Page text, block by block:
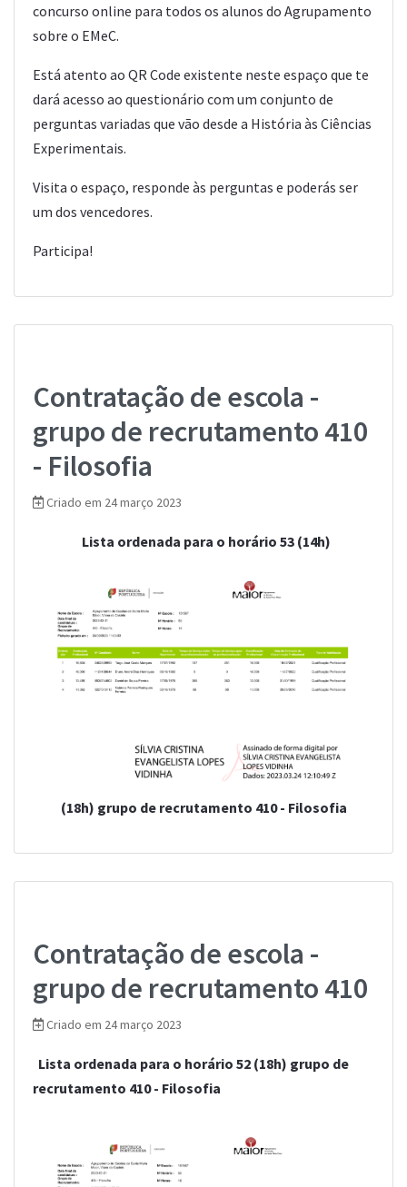
concurso online para todos os alunos do Agrupamento
sobre o EMeC.
Está atento ao QR Code existente neste espaço que te
dará acesso ao questionário com um conjunto de
perguntas variadas que vão desde a História às Ciências
Experimentais.
Visita o espaço, responde às perguntas e poderás ser
um dos vencedores.
Participa!
Contratação de escola -
grupo de recrutamento 410
- Filosofia
Criado em 24 março 2023
Lista ordenada para o horário 53 (14h)
(18h) grupo de recrutamento 410 - Filosofia
Contratação de escola -
grupo de recrutamento 410
Criado em 24 março 2023
Lista ordenada para o horário 52 (18h) grupo de
recrutamento 410 - Filosofia